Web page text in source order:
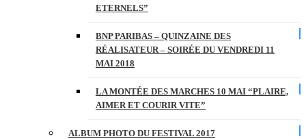
ETERNELS”
BNP PARIBAS – QUINZAINE DES
RÉALISATEUR – SOIRÉE DU VENDREDI 11
MAI 2018
LA MONTÉE DES MARCHES 10 MAI “PLAIRE,
AIMER ET COURIR VITE”
ALBUM PHOTO DU FESTIVAL 2017